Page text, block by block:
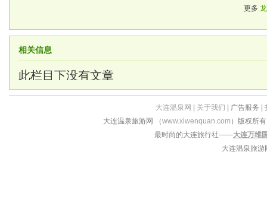
更多
相关信息
此栏目下没有文章
大连温泉网 关于我们 | 广告服务 |
大连温泉旅游网 （www.xiwenquan.com ）版权所
最时尚的大连旅行社——大连万维
大连温泉旅